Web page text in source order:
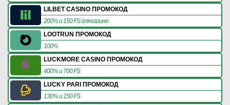
LILBET CASINO ПРОМОКОД
200% и 150 FS для казино
LOOTRUN ПРОМОКОД
100%
LUCKMORE CASINO ПРОМОКОД
400% и 700 FS
LUCKY PARI ПРОМОКОД
130% и 150 FS